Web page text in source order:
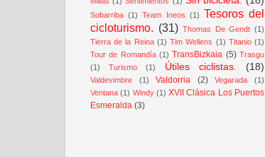
Sobarriba (1) Team Ineos (1) Tesoros del
cicloturismo. (31) Thomas De Gendt (1)
Tierra de la Reina (1) Tim Wellens (1) Titanio (1)
Tour de Romandía (1) TransBizkaia (5) Trasgu
(1)
Turismo (1) Útiles ciclistas. (18)
Valdevimbre (1) Valdorria (2) Vegarada
(1)
Ventana (1) Windy (1) XVII Clásica Los Puertos
Esmeralda (3)